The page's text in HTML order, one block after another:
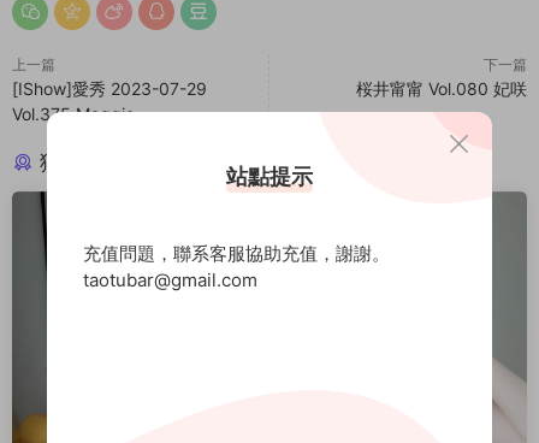
上一篇
[IShow]愛秀 2023-07-29
Vol.375 Maggie
下一篇
桜井甯甯 Vol.080 妃咲
猜你喜歡
站點提示
充值問題，聯系客服協助充值，謝謝。
taotubar@gmail.com